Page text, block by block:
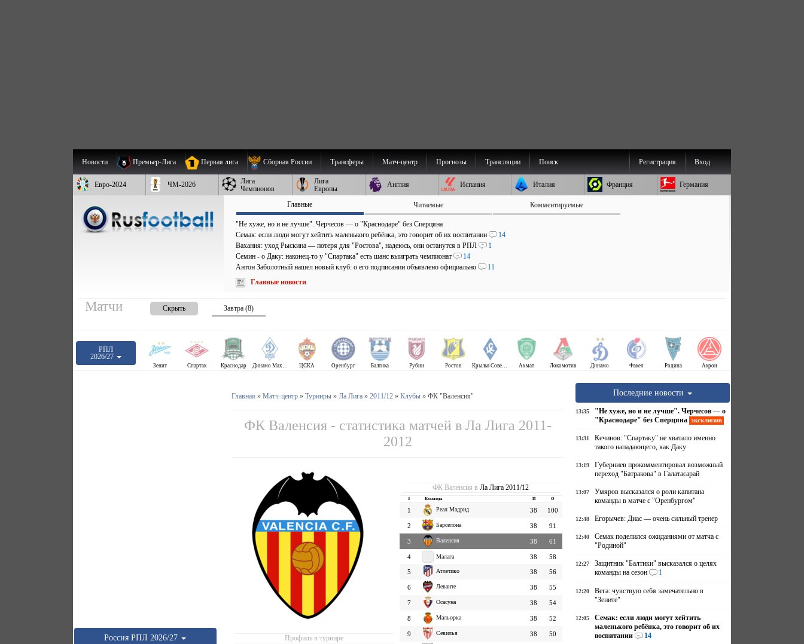
Новости Премьер-Лига Первая лига Сборная России Трансферы Матч-центр Прогнозы Трансляции Поиск Вход
Регистрация
Евро-2024 ЧМ-2026
Лига
Чемпионов
Лига
Европы
Англия Испания Италия Франция Германия
Главные Читаемые Комментируемые
"Не хуже, но и не лучше". Черчесов — о "Краснодаре" без Сперцяна
Семак: если люди могут хейтить маленького ребёнка, это говорит об их воспитании
14
Вахания: уход Рыскина — потеря для "Ростова", надеюсь, они останутся в РПЛ
1
Семин - о Даку: наконец-то у "Спартака" есть шанс выиграть чемпионат
14
Антон Заболотный нашел новый клуб: о его подписании объявлено официально
11
Главные новости
Матчи Скрыть Завтра (8)
РПЛ
2026/27
Зенит Спартак Краснодар Динамо Махачкала ЦСКА Оренбург Балтика Рубин Ростов Крылья Советов Ахмат Локомотив Динамо Факел Родина Акрон
Россия РПЛ 2026/27
Главная » Матч-центр» Турниры» Ла Лига» 2011/12» Клубы» ФК "Валенсия"
ФК Валенсия - статистика матчей в Ла Лига 2011-
2012
Профиль в турнире
ФК Валенсия вЛа Лига 2011/12
# Команда И О
1 Реал Мадрид 38 100
2 Барселона 38 91
3 Валенсия 38 61
4 Малага 38 58
5 Атлетико 38 56
6 Леванте 38 55
7 Осасуна 38 54
8 Мальорка 38 52
9 Севилья 38 50
Последние новости
13:35
"Не хуже, но и не лучше". Черчесов — о
"Краснодаре" без Сперцяна эксклюзив
13:31
Кечинов: "Спартаку" не хватало именно
такого нападающего, как Даку
13:19
Губерниев прокомментировал возможный
переход "Батракова" в Галатасарай
13:07
Умяров высказался о роли капитана
команды в матче с "Оренбургом"
12:48 Егорычев: Диас — очень сильный тренер
12:40
Семак поделился ожиданиями от матча с
"Родиной"
12:27
Защитник "Балтики" высказался о целях
команды на сезон
1
12:20
Вега: чувствую себя замечательно в
"Зените"
12:05
Семак: если люди могут хейтить
маленького ребёнка, это говорит об их
воспитании
14